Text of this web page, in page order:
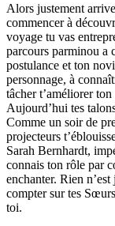
Alors justement
commencer à
voyage tu vas
parcours parminou a
postulance et ton
personnage, à
tâcher t’améliorer
Aujourd’hui tes
Comme un soir de
projecteurs
Sarah Bernhardt,
connais ton rôle par
enchanter. Rien
compter sur tes
toi.